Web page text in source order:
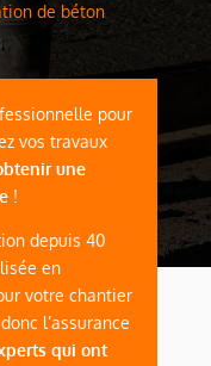
de béton
pour
vos travaux
une
!
depuis 40
en
votre chantier
l’assurance
qui ont